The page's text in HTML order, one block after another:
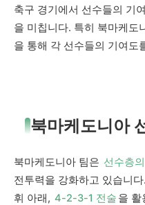
축구 경기에서 선수들의 기
을 미칩니다. 특히 북마케도
을 통해 각 선수들의 기여도
북마케도니아
북마케도니아 팀은 선수층
전투력을 강화하고 있습니
휘 아래, 4-2-3-1 전술 을 활